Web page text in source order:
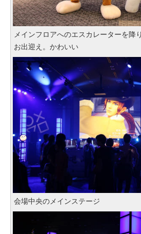
メインフロアへのエスカレーターを降
お出迎え。かわいい
会場中央のメインステージ